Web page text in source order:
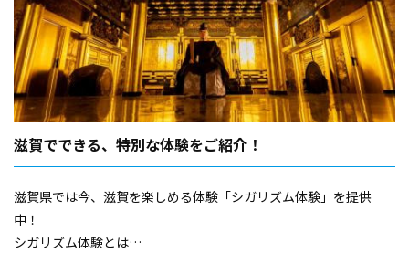
滋賀でできる、特別な体験をご紹介！
滋賀県では今、滋賀を楽しめる体験「シガリズム体験」を提供
中！
シガリズム体験とは